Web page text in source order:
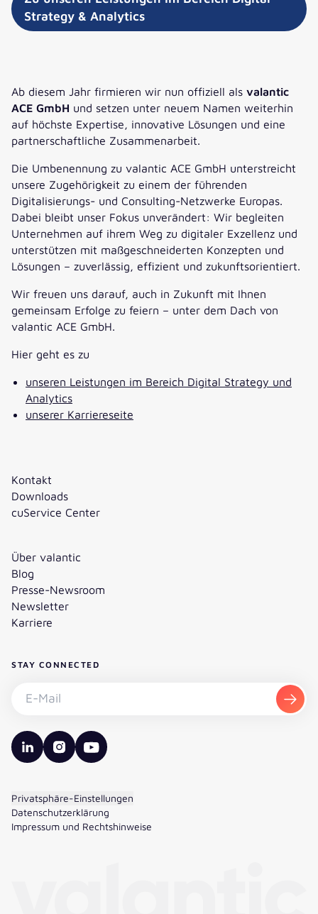
Strategy & Analytics
Ab diesem Jahr firmieren wir nun offiziell als valantic
ACE GmbH und setzen unter neuem Namen weiterhin
auf höchste Expertise, innovative Lösungen und eine
partnerschaftliche Zusammenarbeit.
Die Umbenennung zu valantic ACE GmbH unterstreicht
unsere Zugehörigkeit zu einem der führenden
Digitalisierungs- und Consulting-Netzwerke Europas.
Dabei bleibt unser Fokus unverändert: Wir begleiten
Unternehmen auf ihrem Weg zu digitaler Exzellenz und
unterstützen mit maßgeschneiderten Konzepten und
Lösungen – zuverlässig, effizient und zukunftsorientiert.
Wir freuen uns darauf, auch in Zukunft mit Ihnen
gemeinsam Erfolge zu feiern – unter dem Dach von
valantic ACE GmbH.
Hier geht es zu
unseren Leistungen im Bereich Digital Strategy und
Analytics
unserer Karriereseite
Kontakt
Downloads
cuService Center
Über valantic
Blog
Presse-Newsroom
Newsletter
Karriere
STAY CONNECTED
valantic LinkedIn
valantic Instagram
valantic YouTube
Privatsphäre-Einstellungen
Datenschutzerklärung
Impressum und Rechtshinweise